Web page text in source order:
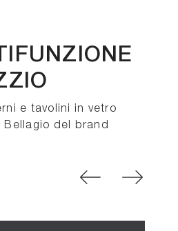
e tavolini in vetro
Bellagio del brand